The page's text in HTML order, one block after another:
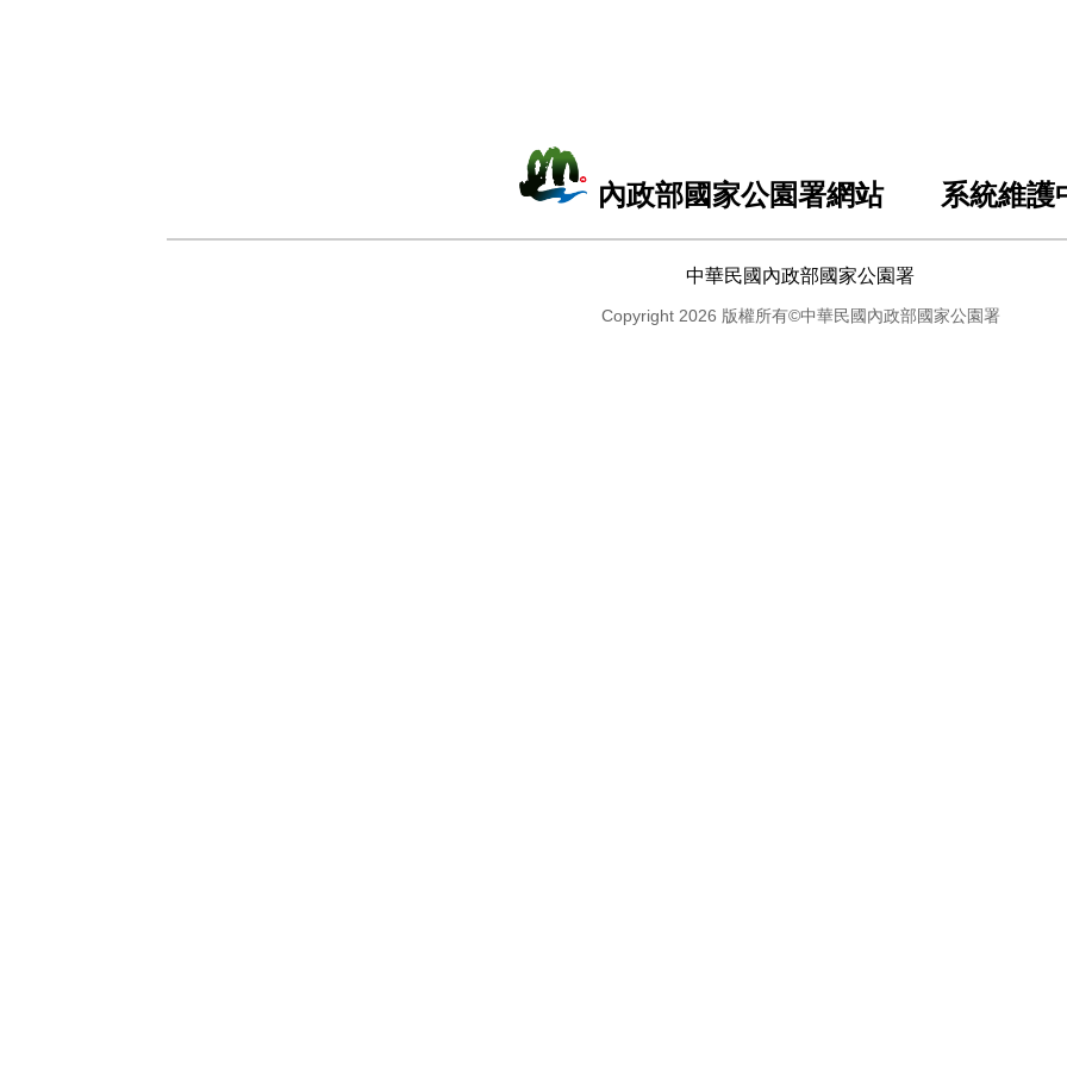
內政部國家公園署網站 系統維護
中華民國內政部國家公園署
Copyright 2026 版權所有©中華民國內政部國家公園署